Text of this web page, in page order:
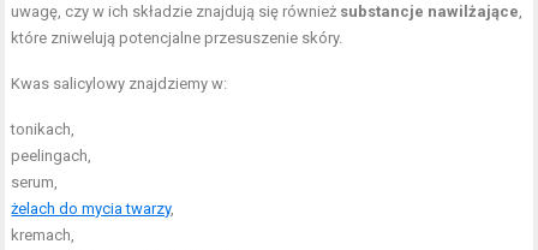
uwagę, czy w ich składzie znajdują się również substancje nawilżające
które zniwelują potencjalne przesuszenie skóry.
Kwas salicylowy znajdziemy w:
tonikach,
peelingach,
serum,
żelach do mycia twarzy,
kremach,